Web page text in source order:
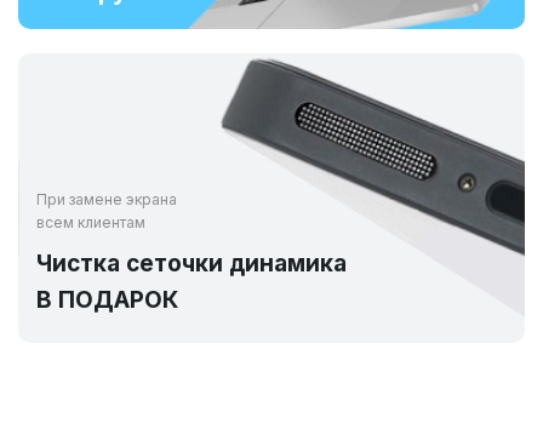
При замене экрана
всем клиентам
Чистка сеточки динамика
В ПОДАРОК